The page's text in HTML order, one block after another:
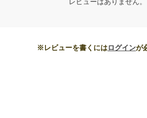
※レビューを書くにはログインが